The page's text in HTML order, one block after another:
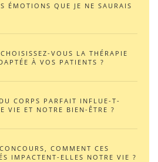
ÉMOTIONS QUE JE NE SAURAIS
VOUS LA THÉRAPIE
À VOS PATIENTS ?
CORPS PARFAIT INFLUE-T-
VIE ET NOTRE BIEN-ÊTRE ?
COMMENT CES
IMPACTENT-ELLES NOTRE VIE ?